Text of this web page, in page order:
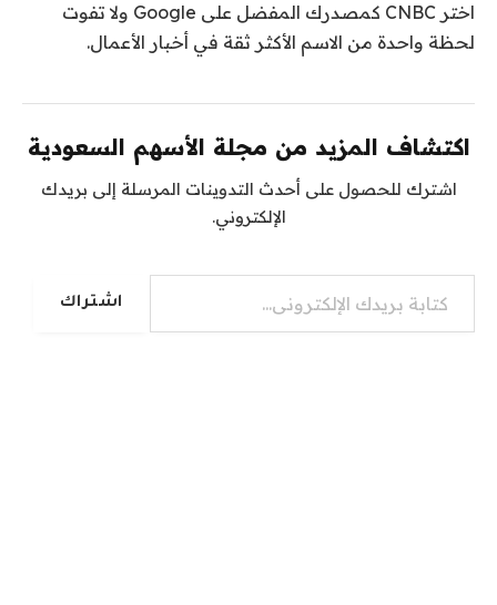
اختر CNBC كمصدرك المفضل على Google ولا تفوت
لحظة واحدة من الاسم الأكثر ثقة في أخبار الأعمال.
اكتشاف المزيد من مجلة الأسهم السعودية
اشترك للحصول على أحدث التدوينات المرسلة إلى بريدك
الإلكتروني.
كتابة بريدك الإلكتروني...
اشتراك